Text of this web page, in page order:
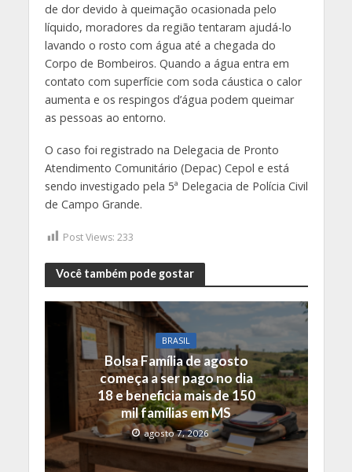
de dor devido à queimação ocasionada pelo
líquido, moradores da região tentaram ajudá-lo
lavando o rosto com água até a chegada do
Corpo de Bombeiros. Quando a água entra em
contato com superfície com soda cáustica o calor
aumenta e os respingos d’água podem queimar
as pessoas ao entorno.
O caso foi registrado na Delegacia de Pronto
Atendimento Comunitário (Depac) Cepol e está
sendo investigado pela 5ª Delegacia de Polícia Civil
de Campo Grande.
Post Views: 233
Você também pode gostar
BRASIL
Bolsa Família de agosto
começa a ser pago no dia
18 e beneficia mais de 150
mil famílias em MS
agosto 7, 2026